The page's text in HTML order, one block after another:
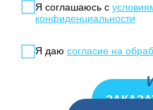
Я соглашаюсь с
конфиденциальности
Я даю согласие на